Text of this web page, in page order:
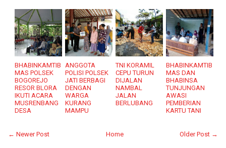
BHABINKAMTIB
MAS POLSEK
BOGOREJO
RESOR BLORA
IKUTI ACARA
MUSRENBANG
DESA
ANGGOTA
POLISI POLSEK
JATI BERBAGI
DENGAN
WARGA
KURANG
MAMPU
TNI KORAMIL
CEPU TURUN
DIJALAN
NAMBAL
JALAN
BERLUBANG
BHABINKAMTIB
MAS DAN
BHABINSA
TUNJUNGAN
AWASI
PEMBERIAN
KARTU TANI
← Newer Post Older Post →
Home